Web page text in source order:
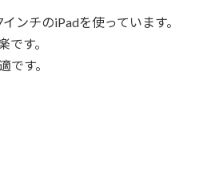
ンチのiPadを使っています。
す。
す。